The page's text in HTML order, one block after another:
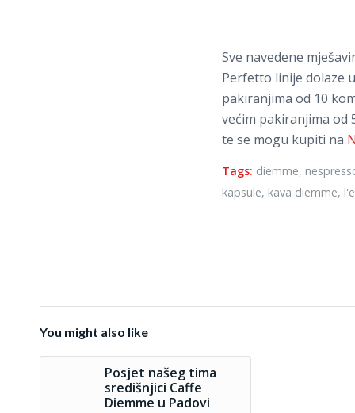
Sve navedene
Perfetto linije dolaze
pakiranjima od 10
većim pakiranjima od
te se mogu kupiti na
Tags: diemme,
kapsule, kava diemme,
You might also like
Posjet našeg tima
središnjici Caffe
Diemme u Padovi